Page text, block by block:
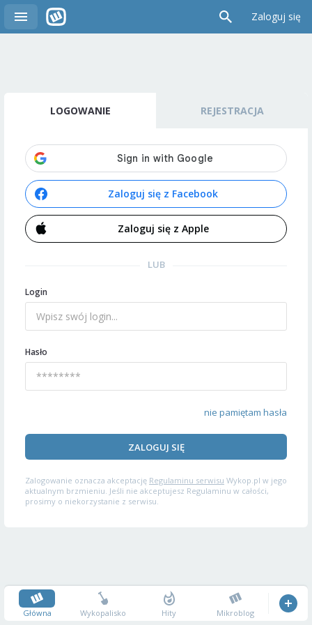
Zaloguj się
LOGOWANIE REJESTRACJA
Zaloguj się z Facebook
Zaloguj się z Apple
LUB
Login
Hasło
nie pamiętam hasła
ZALOGUJ SIĘ
Zalogowanie oznacza akceptację Regulaminu serwisu Wykop.pl w jego
aktualnym brzmieniu. Jeśli nie akceptujesz Regulaminu w całości,
prosimy o niekorzystanie z serwisu.
Główna Wykopalisko Hity Mikroblog